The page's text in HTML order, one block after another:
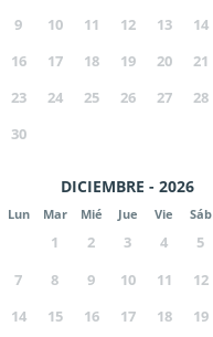
9
10 11 12 13 14
16
17 18 19 20 21
23
24 25 26 27 28
30
DICIEMBRE - 2026
Lun Mar Mié Jue Vie Sáb
1 2 3 4 5
7
8 9 10 11 12
14
15 16 17 18 19